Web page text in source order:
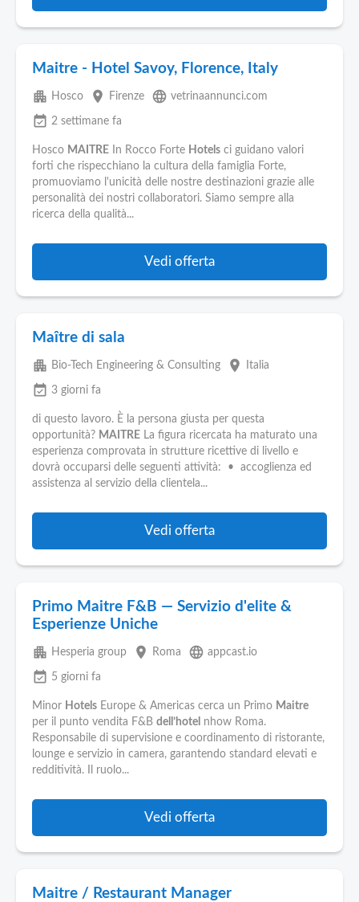
Maitre - Hotel Savoy, Florence, Italy
apartment Hosco place Firenze language vetrinaannunci.com
event_available 2 settimane fa
Hosco MAITRE In Rocco Forte Hotels ci guidano valori
forti che rispecchiano la cultura della famiglia Forte,
promuoviamo l'unicità delle nostre destinazioni grazie alle
personalità dei nostri collaboratori. Siamo sempre alla
ricerca della qualità...
Vedi offerta
Maître di sala
apartment Bio-Tech Engineering & Consulting place Italia
event_available 3 giorni fa
di questo lavoro. È la persona giusta per questa
opportunità? MAITRE La figura ricercata ha maturato una
esperienza comprovata in strutture ricettive di livello e
dovrà occuparsi delle seguenti attività: • accoglienza ed
assistenza al servizio della clientela...
Vedi offerta
Primo Maitre F&B — Servizio d'elite &
Esperienze Uniche
apartment Hesperia group place Roma language appcast.io
event_available 5 giorni fa
Minor Hotels Europe & Americas cerca un Primo Maitre
per il punto vendita F&B dell’hotel nhow Roma.
Responsabile di supervisione e coordinamento di ristorante,
lounge e servizio in camera, garantendo standard elevati e
redditività. Il ruolo...
Vedi offerta
Maitre / Restaurant Manager